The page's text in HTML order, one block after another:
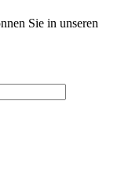
Sie in unseren